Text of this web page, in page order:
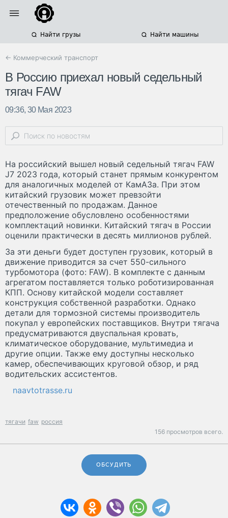
Найти грузы Найти машины
← Коммерческий транспорт
В Россию приехал новый седельный
тягач FAW
09:36, 30 Мая 2023
На российский вышел новый седельный тягач FAW
J7 2023 года, который станет прямым конкурентом
для аналогичных моделей от КамАЗа. При этом
китайский грузовик может превзойти
отечественный по продажам. Данное
предположение обусловлено особенностями
комплектаций новинки. Китайский тягач в России
оценили практически в десять миллионов рублей.
За эти деньги будет доступен грузовик, который в
движение приводится за счет 550-сильного
турбомотора (фото: FAW). В комплекте с данным
агрегатом поставляется только роботизированная
КПП. Основу китайской модели составляет
конструкция собственной разработки. Однако
детали для тормозной системы производитель
покупал у европейских поставщиков. Внутри тягача
предусматриваются двуспальная кровать,
климатическое оборудование, мультимедиа и
другие опции. Также ему доступны несколько
камер, обеспечивающих круговой обзор, и ряд
водительских ассистентов.
naavtotrasse.ru
тягачи faw россия
156 просмотров всего.
ОБСУДИТЬ